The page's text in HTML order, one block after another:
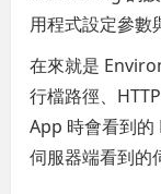
用程式設定參數
在來就是
行檔路徑、
App 時會看到的
伺服器端看到的